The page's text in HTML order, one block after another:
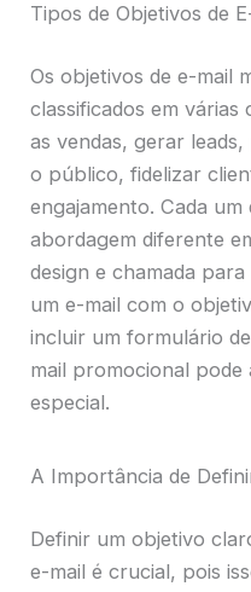
Tipos de Objetivos de
Os objetivos de e-mail
classificados em
as vendas, gerar
o público, fidelizar
engajamento. Cada
abordagem diferente
design e chamada
um e-mail com o
incluir um formulário
mail promocional
especial.
A Importância de
Definir um objetivo
e-mail é crucial, pois